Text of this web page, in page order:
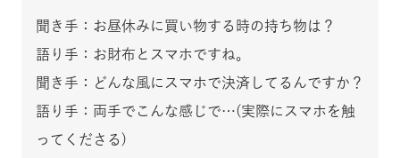
聞き手：お昼休みに買い物する時の持ち物は？
語り手：お財布とスマホですね。
聞き手：どんな風にスマホで決済してるんですか？
語り手：両手でこんな感じで…(実際にスマホを触
ってくださる)